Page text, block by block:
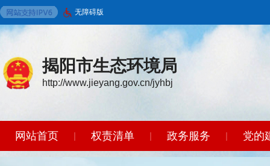
无障碍版
揭阳市生态环境局
http://www.jieyang.gov.cn/jyhbj
网站首页 | 权责清单 | 政务服务 | 党的